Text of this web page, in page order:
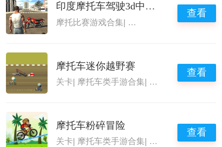
印度摩托车驾驶3d中文版
摩托比赛游戏合集| 驾驶摩托游戏|模拟驾驶
查看
摩托车迷你越野赛
关卡| 摩托车类手游合集| 摩托车游戏|驾驶
查看
摩托车粉碎冒险
关卡 摩托车类手游合集 摩托车游戏|驾驶
查看